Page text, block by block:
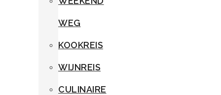
WEG
KOOKREIS
WIJNREIS
CULINAIRE